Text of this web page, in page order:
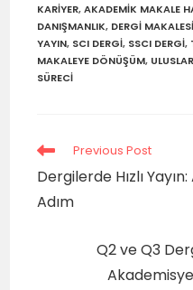
KARIYER, AKADEMIK MAKALE
DANIŞMANLIK, DERGI
YAYIN, SCI DERGI, SSCI DERGI,
MAKALEYE DÖNÜŞÜM,
SÜRECI
Previous Post
Dergilerde Hızlı
Adım
Q2 ve Q3